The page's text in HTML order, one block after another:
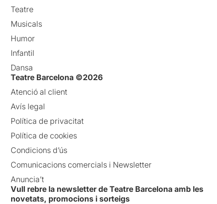
Teatre
Musicals
Humor
Infantil
Dansa
Teatre Barcelona ©2026
Atenció al client
Avís legal
Política de privacitat
Política de cookies
Condicions d’ús
Comunicacions comercials i Newsletter
Anuncia’t
Vull rebre la newsletter de Teatre Barcelona amb les
novetats, promocions i sorteigs